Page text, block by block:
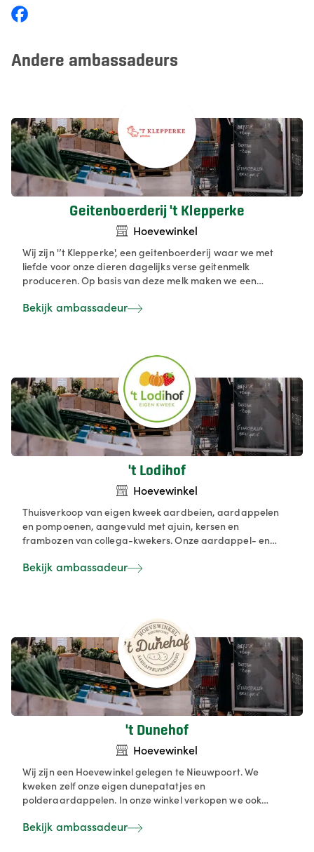
Andere ambassadeurs
Geitenboerderij 't Klepperke
Hoevewinkel
Wij zijn '’t Klepperke', een geitenboerderij waar we met
liefde voor onze dieren dagelijks verse geitenmelk
produceren. Op basis van deze melk maken we een
zuivelproducten voor onze klanten. Daarnaast bieden we
Bekijk ambassadeur
't Lodihof
Hoevewinkel
Thuisverkoop van eigen kweek aardbeien, aardappelen
en pompoenen, aangevuld met ajuin, kersen en
frambozen van collega-kwekers. Onze aardappel- en
onze buurtwinkel met zelfbediening en flexibele
Bekijk ambassadeur
't Dunehof
Hoevewinkel
Wij zijn een Hoevewinkel gelegen te Nieuwpoort. We
kweken zelf onze eigen dunepatatjes en
polderaardappelen. In onze winkel verkopen we ook
alleen lokale dingen te verkopen.
Bekijk ambassadeur